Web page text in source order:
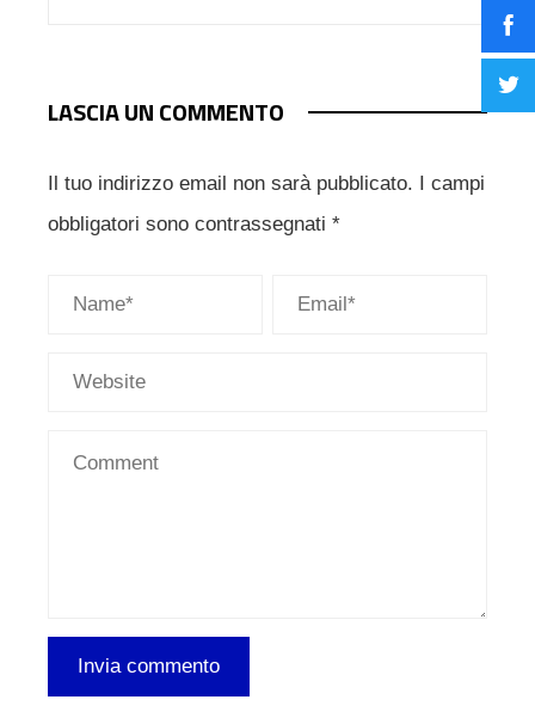
LASCIA UN COMMENTO
Il tuo indirizzo email non sarà pubblicato. I campi
obbligatori sono contrassegnati *